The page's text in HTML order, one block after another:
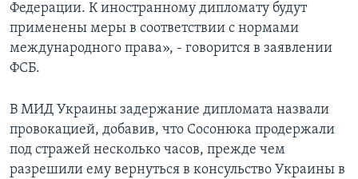
Федерации. К иностранному дипломату будут
применены меры в соответствии с нормами
международного права», - говорится в заявлении
ФСБ.
В МИД Украины задержание дипломата назвали
провокацией, добавив, что Сосонюка продержали
под стражей несколько часов, прежде чем
разрешили ему вернуться в консульство Украины в